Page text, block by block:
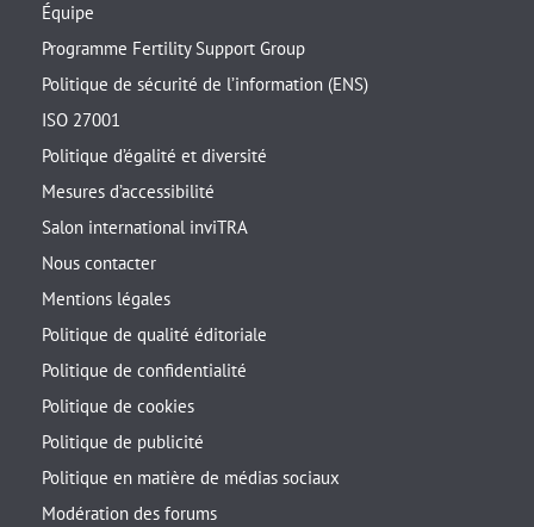
Équipe
Programme Fertility Support Group
Politique de sécurité de l’information (ENS)
ISO 27001
Politique d’égalité et diversité
Mesures d’accessibilité
Salon international inviTRA
Nous contacter
Mentions légales
Politique de qualité éditoriale
Politique de confidentialité
Politique de cookies
Politique de publicité
Politique en matière de médias sociaux
Modération des forums